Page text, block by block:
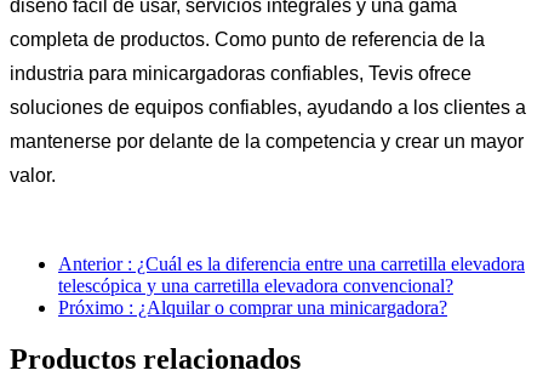
diseño fácil de usar, servicios integrales y una gama
completa de productos. Como punto de referencia de la
industria para minicargadoras confiables, Tevis ofrece
soluciones de equipos confiables, ayudando a los clientes a
mantenerse por delante de la competencia y crear un mayor
valor.
Anterior : ¿Cuál es la diferencia entre una carretilla elevadora
telescópica y una carretilla elevadora convencional?
Próximo : ¿Alquilar o comprar una minicargadora?
Productos relacionados